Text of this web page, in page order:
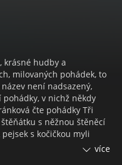
krásné hudby a
milovaných pohádek, to
není nadsazený,
v nichž někdy
čte pohádky Tři
s něžnou štěněcí
s kočičkou myli
Marek Eben. Nejprve
více